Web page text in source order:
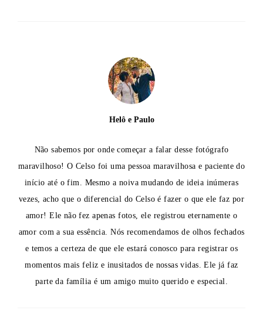
Não sabemos por onde começar a falar desse fotógrafo
maravilhoso! O Celso foi uma pessoa maravilhosa e paciente do
início até o fim. Mesmo a noiva mudando de ideia inúmeras
vezes, acho que o diferencial do Celso é fazer o que ele faz por
amor! Ele não fez apenas fotos, ele registrou eternamente o
amor com a sua essência. Nós recomendamos de olhos fechados
e temos a certeza de que ele estará conosco para registrar os
momentos mais feliz e inusitados de nossas vidas. Ele já faz
parte da família é um amigo muito querido e especial.
Helô e Paulo